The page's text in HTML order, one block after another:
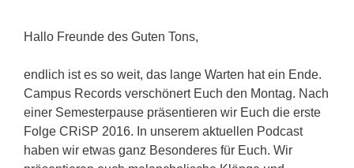
Hallo Freunde des Guten Tons,
endlich ist es so weit, das lange Warten hat ein Ende.
Campus Records verschönert Euch den Montag. Nach
einer Semesterpause präsentieren wir Euch die erste
Folge CRiSP 2016. In unserem aktuellen Podcast
haben wir etwas ganz Besonderes für Euch. Wir